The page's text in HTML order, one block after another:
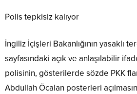
Polis tepkisiz kalıyor
İngiliz İçişleri Bakanlığının yasaklı
sayfasındaki açık ve anlaşılabilir
polisinin, gösterilerde sözde PKK
Abdullah Öcalan posterleri